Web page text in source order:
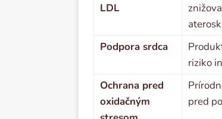
LDL
Podpora srdca
riziko
Ochrana pred
oxidačným
pred